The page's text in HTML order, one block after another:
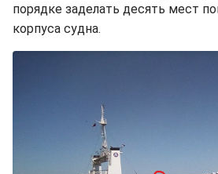
порядке заделать десять мест
корпуса судна.